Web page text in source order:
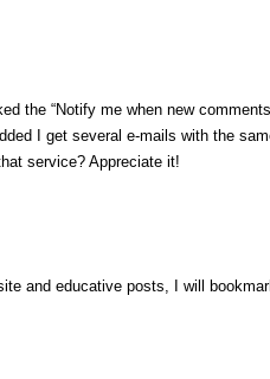
the “Notify me when new
I get several e-mails with the
service? Appreciate it!
and educative posts, I will